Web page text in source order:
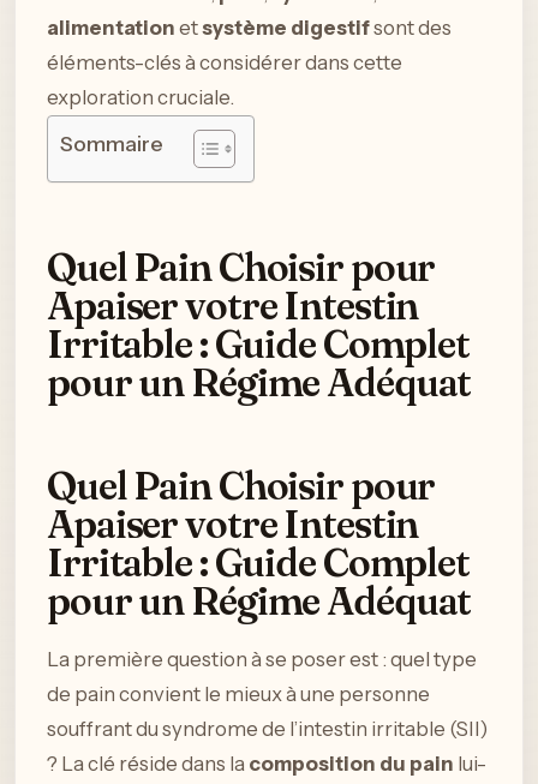
alimentation etsystème digestifsont des
éléments-clés à considérer dans cette
exploration cruciale.
Sommaire
Quel Pain Choisir pour
Apaiser votre Intestin
Irritable : Guide Complet
pour un Régime Adéquat
Quel Pain Choisir pour
Apaiser votre Intestin
Irritable : Guide Complet
pour un Régime Adéquat
La première question à se poser est : quel type
de pain convient le mieux à une personne
souffrant du syndrome de l’intestin irritable (SII)
? La clé réside dans la composition du pain lui-